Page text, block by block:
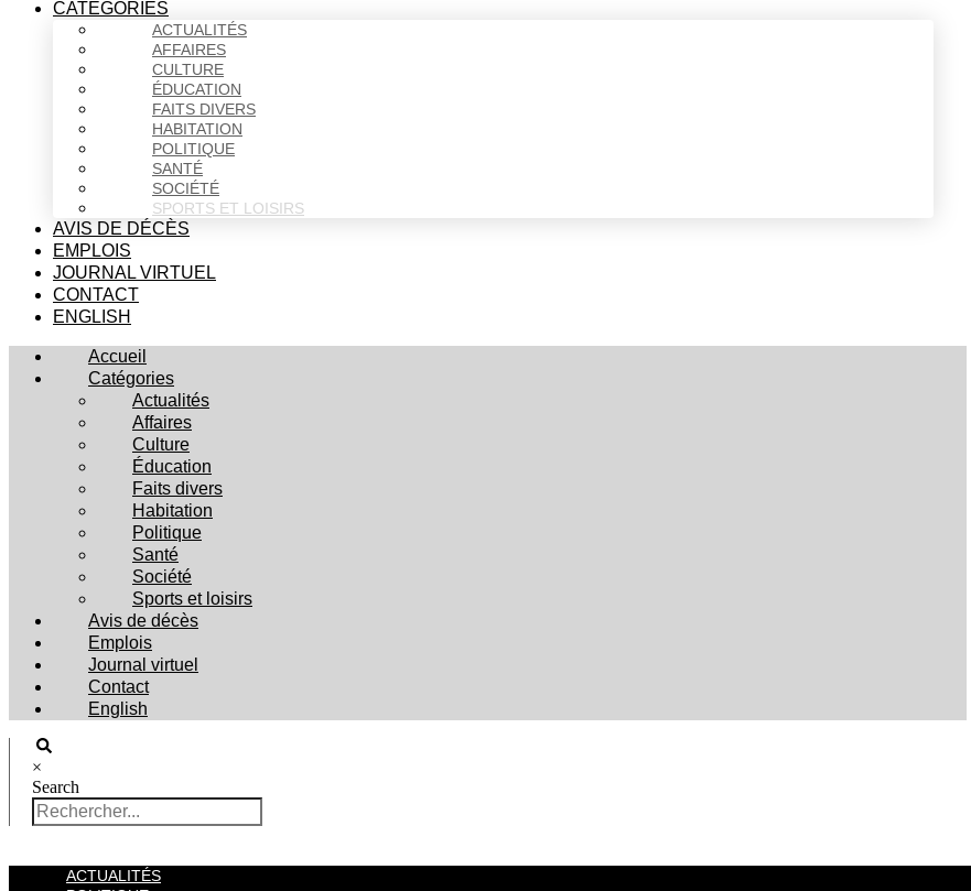
CATÉGORIES
ACTUALITÉS
AFFAIRES
CULTURE
ÉDUCATION
FAITS DIVERS
HABITATION
POLITIQUE
SANTÉ
SOCIÉTÉ
SPORTS ET LOISIRS
AVIS DE DÉCÈS
EMPLOIS
JOURNAL VIRTUEL
CONTACT
ENGLISH
Accueil
Catégories
Actualités
Affaires
Culture
Éducation
Faits divers
Habitation
Politique
Santé
Société
Sports et loisirs
Avis de décès
Emplois
Journal virtuel
Contact
English
×
Search
ACTUALITÉS